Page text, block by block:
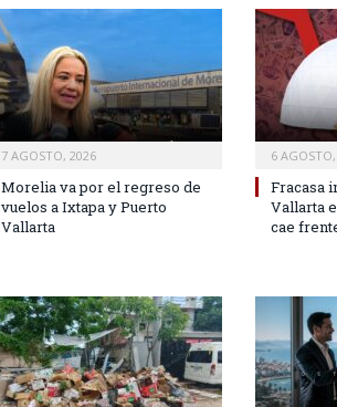
7 AGOSTO, 2026
Morelia va por el regreso de
vuelos a Ixtapa y Puerto
Vallarta
6
Fracasa
Vallarta
cae